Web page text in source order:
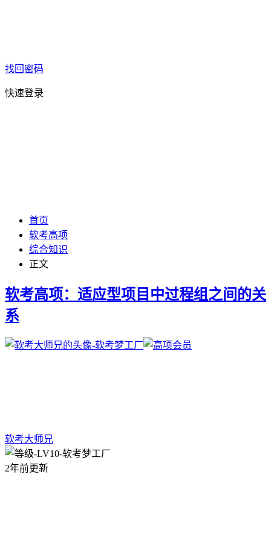
找回密码
快速登录
首页
软考高项
综合知识
正文
软考高项：适应型项目中过程组之间的关
系
软考大师兄
2年前更新